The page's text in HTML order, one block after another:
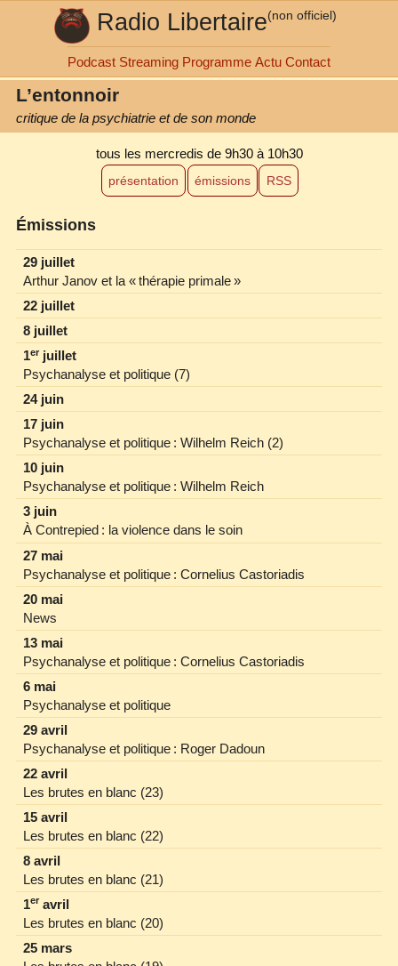
Radio Libertaire(non officiel)
Podcast Streaming Programme Actu Contact
L’entonnoir
critique de la psychiatrie et de son monde
tous les mercredis de 9h30 à 10h30
présentation émissions RSS
Émissions
29 juillet
Arthur Janov et la « thérapie primale »
22 juillet
8 juillet
1erjuillet
Psychanalyse et politique (7)
24 juin
17 juin
Psychanalyse et politique : Wilhelm Reich (2)
10 juin
Psychanalyse et politique : Wilhelm Reich
3 juin
À Contrepied : la violence dans le soin
27 mai
Psychanalyse et politique : Cornelius Castoriadis
20 mai
News
13 mai
Psychanalyse et politique : Cornelius Castoriadis
6 mai
Psychanalyse et politique
29 avril
Psychanalyse et politique : Roger Dadoun
22 avril
Les brutes en blanc (23)
15 avril
Les brutes en blanc (22)
8 avril
Les brutes en blanc (21)
1eravril
Les brutes en blanc (20)
25 mars